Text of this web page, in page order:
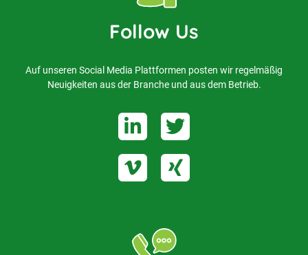
Follow Us
Auf unseren Social Media Plattformen posten wir regelmäßig
Neuigkeiten aus der Branche und aus dem Betrieb.